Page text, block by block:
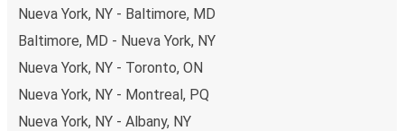
Nueva York, NY - Baltimore, MD
Baltimore, MD - Nueva York, NY
Nueva York, NY - Toronto, ON
Nueva York, NY - Montreal, PQ
Nueva York, NY - Albany, NY